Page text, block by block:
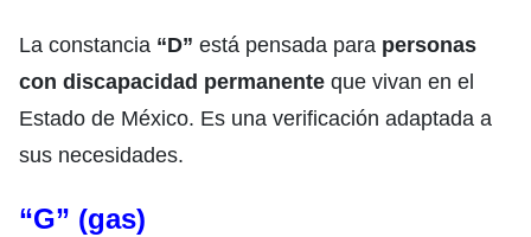
La constancia “D” está pensada para personas
con discapacidad permanente que vivan en el
Estado de México. Es una verificación adaptada a
sus necesidades.
“G” (gas)